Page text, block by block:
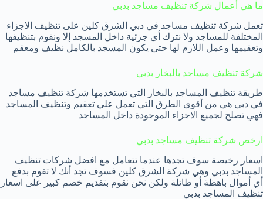
ما هي أعمال شركة تنظيف مساجد بدبي
تعمل شركة تنظيف مساجد في دبي الشرق كلين على تنظيف الاجزاء
المختلفة للمساجد ولا نترك أي جزئية داخل المسجد إلا ونقوم بتنظيفها
وتعقيمها وعمل اللازم لها حتى يكون المسجد بالكامل نظيف ومعقم
شركة تنظيف مساجد بالبخار بدبي
طريقة تنظيف المساجد بالبخار التي تستخدمها شركة تنظيف مساجد
في دبي هي من أقوي الطرق التي تعمل علي تعقيم وتنظيف المساجد
فهي تصلح لجميع الاجزاء الموجودة داخل المساجد
ارخص شركة تنظيف مساجد بدبي
اسعار رخيصة سوف تجدها عندما تتعامل مع افضل شركات تنظيف
المساجد بدبي وهي شركة الشرق كلين فسوف تجد أنك لا تقوم بدفع
أي أموال باهظة أو طائلة ولكن نحن نقوم بتقديم خصم كبير على اسعار
تنظيف المساجد بدبي